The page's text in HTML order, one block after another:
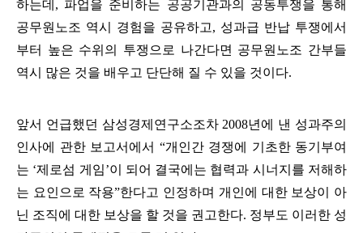
하는데 , 파업을 준비하는 공공기관과의 공동투쟁을 통해
공무원노조 역시 경험을 공유하고, 성과급 반납 투쟁에서
부터 높은 수위의 투쟁으로 나간다면 공무원노조 간부들
역시 많은 것을 배우고 단단해 질 수 있을 것이다.
앞서 언급했던 삼성경제연구소조차 2008년에 낸 성과주의
인사에 관한 보고서에서 “개인간 경쟁에 기초한 동기부여
는 ‘제로섬 게임’이 되어 결국에는 협력과 시너지를 저해하
는 요인으로 작용”한다고 인정하며 개인에 대한 보상이 아
닌 조직에 대한 보상을 할 것을 권고한다. 정부도 이러한 성